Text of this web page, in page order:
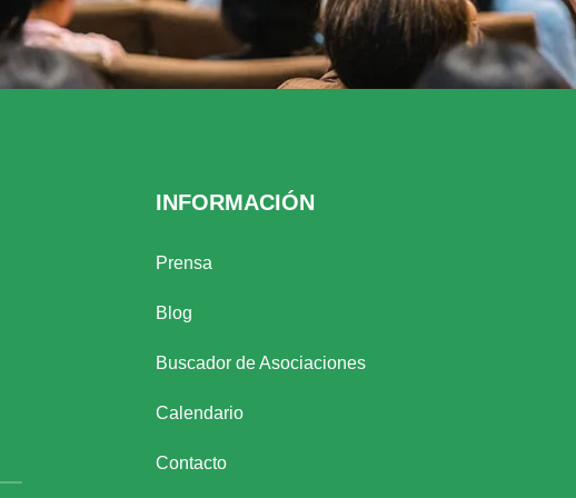
INFORMACIÓN
Prensa
Blog
Buscador de Asociaciones
Calendario
Contacto